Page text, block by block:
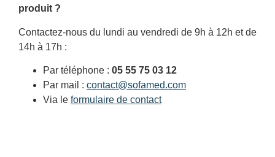
produit ?
Contactez-nous du lundi au vendredi de 9h à 12h et de
14h à 17h :
Par téléphone : 05 55 75 03 12
Par mail : contact@sofamed.com
Via le formulaire de contact